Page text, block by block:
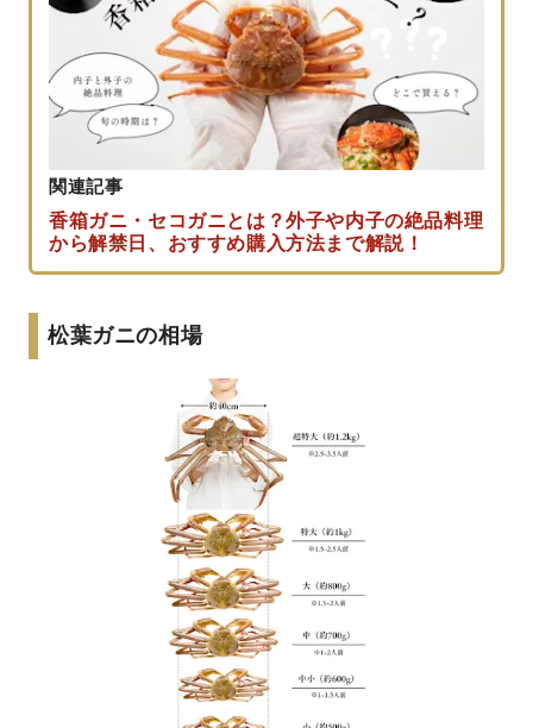
関連記事
香箱ガニ・セコガニとは？外子や内子の絶品料理
から解禁日、おすすめ購入方法まで解説！
松葉ガニの相場